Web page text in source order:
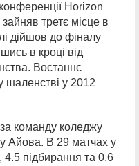
Horizon
третє місце в
дійшов до фіналу
в кроці від
Востаннє
шаленстві у 2012
команду коледжу
Айова. В 29 матчах у
підбирання та 0.6